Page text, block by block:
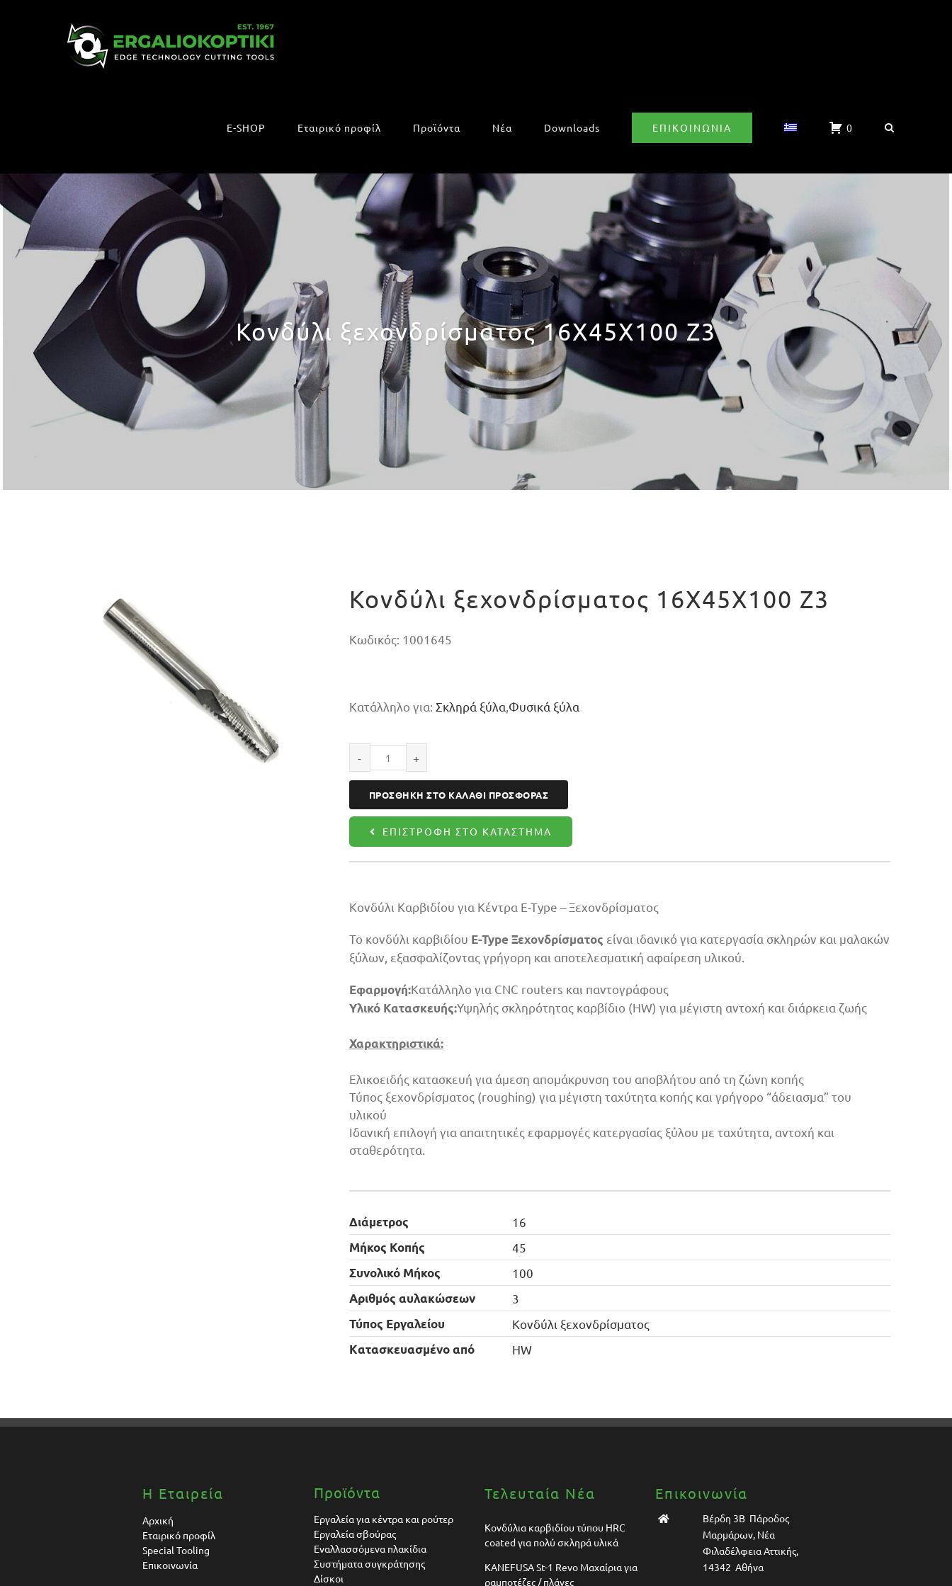
περιεχόμενο
E-SHOP Εταιρικό προφίλ Προϊόντα Νέα Downloads ΕΠΙΚΟΙΝΩΝΊΑ 0
Κονδύλι ξεχονδρίσματος 16X45X100 Z3
Κονδύλι ξεχονδρίσματος 16X45X100 Z3
Κωδικός: 1001645
Κατάλληλο για: Σκληρά ξύλα Φυσικά ξύλα
Κονδύλι
ξεχονδρίσματος
16X45X100
Z3
ποσότητα
ΠΡΟΣΘΉΚΗ ΣΤΟ ΚΑΛΆΘΙ ΠΡΟΣΦΟΡΆΣ
ΕΠΙΣΤΡΟΦΉ ΣΤΟ ΚΑΤΆΣΤΗΜΑ
Κονδύλι Καρβιδίου για Κέντρα E-Type – Ξεχονδρίσματος
Το κονδύλι καρβιδίου E-Type Ξεχονδρίσματος είναι ιδανικό για κατεργασία σκληρών και μαλακών
ξύλων, εξασφαλίζοντας γρήγορη και αποτελεσματική αφαίρεση υλικού.
Εφαρμογή:Κατάλληλο για CNC routers και παντογράφους
Υλικό Κατασκευής:Υψηλής σκληρότητας καρβίδιο (HW) για μέγιστη αντοχή και διάρκεια ζωής
Χαρακτηριστικά:
Ελικοειδής κατασκευή για άμεση απομάκρυνση του αποβλήτου από τη ζώνη κοπής
Τύπος ξεχονδρίσματος (roughing) για μέγιστη ταχύτητα κοπής και γρήγορο “άδειασμα” του
υλικού
Ιδανική επιλογή για απαιτητικές εφαρμογές κατεργασίας ξύλου με ταχύτητα, αντοχή και
σταθερότητα.
Διάμετρος
16
Μήκος Κοπής
45
Συνολικό Μήκος
100
Αριθμός αυλακώσεων
3
Τύπος Εργαλείου
Κονδύλι ξεχονδρίσματος
Kατασκευασμένο από
HW
Η Εταιρεία
Αρχική
Εταιρικό προφίλ
Special Tooling
Επικοινωνία
Προϊόντα
Εργαλεία για κέντρα και ρούτερ
Εργαλεία σβούρας
Εναλλασσόμενα πλακίδια
Συστήματα συγκράτησης
Δίσκοι
Τελευταία Νέα
Κονδύλια καρβιδίου τύπου HRC
coated για πολύ σκληρά υλικά
KANEFUSA St-1 Revo Μαχαίρια για
ραμποτέζες / πλάνες
Επικοινωνία
Βέρδη 3Β Πάροδος
Μαρμάρων, Νέα
Φιλαδέλφεια Αττικής,
14342 Αθήνα